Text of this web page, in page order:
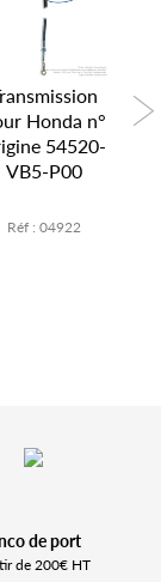
Honda n°
54520-
VB5-P00
Réf : 04922
de port
de 200€ HT